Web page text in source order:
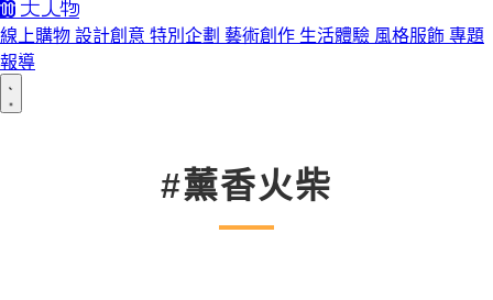
線上購物 設計創意 特別企劃 藝術創作 生活體驗 風格服飾 專題
報導
#薰香火柴